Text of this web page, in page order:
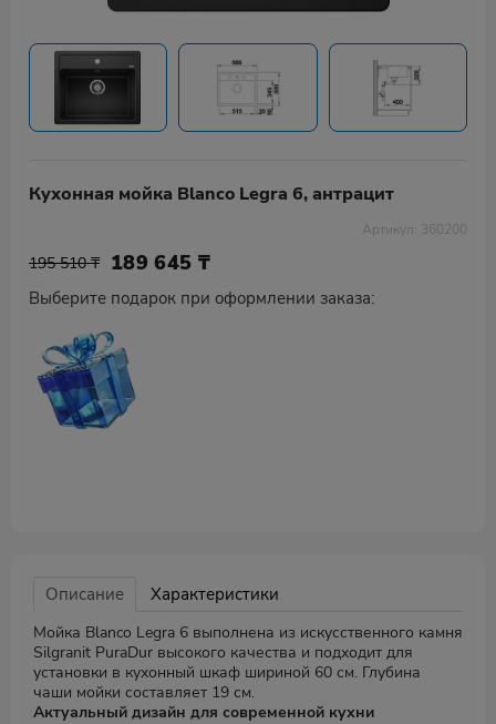
Кухонная мойка Blanco Legra 6, антрацит
Артикул: 360200
195 510 ₸ 189 645 ₸
Выберите подарок при оформлении заказа:
Описание Характеристики
Мойка Blanco Legra 6 выполнена из искусственного камня
Silgranit PuraDur высокого качества и подходит для
установки в кухонный шкаф шириной 60 см. Глубина
чаши мойки составляет 19 см.
Актуальный дизайн для современной кухни